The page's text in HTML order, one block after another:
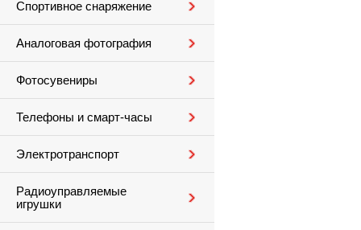
Спортивное снаряжение
Аналоговая фотография
Фотосувениры
Телефоны и смарт-часы
Электротранспорт
Радиоуправляемые
игрушки